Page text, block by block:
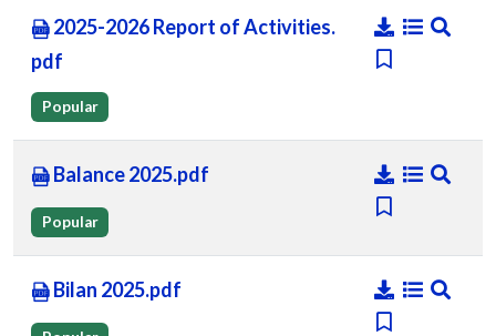
2025-2026 Report of Activities.
pdf
Popular
Balance 2025.pdf
Popular
Bilan 2025.pdf